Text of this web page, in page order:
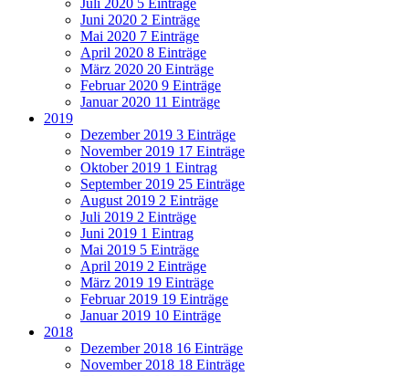
Juli 2020 5 Einträge
Juni 2020 2 Einträge
Mai 2020 7 Einträge
April 2020 8 Einträge
März 2020 20 Einträge
Februar 2020 9 Einträge
Januar 2020 11 Einträge
2019
Dezember 2019 3 Einträge
November 2019 17 Einträge
Oktober 2019 1 Eintrag
September 2019 25 Einträge
August 2019 2 Einträge
Juli 2019 2 Einträge
Juni 2019 1 Eintrag
Mai 2019 5 Einträge
April 2019 2 Einträge
März 2019 19 Einträge
Februar 2019 19 Einträge
Januar 2019 10 Einträge
2018
Dezember 2018 16 Einträge
November 2018 18 Einträge